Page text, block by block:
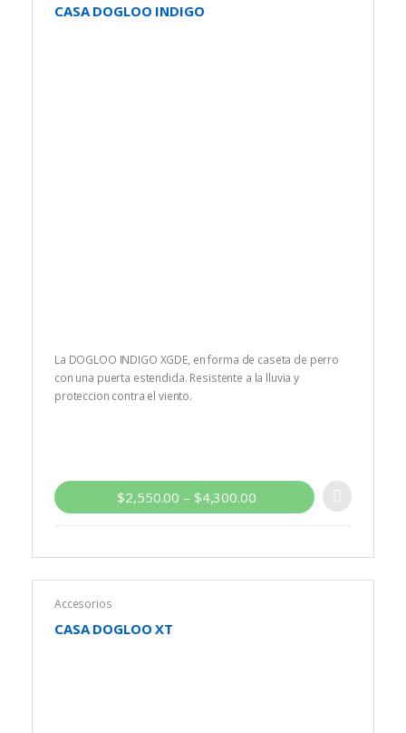
CASA DOGLOO INDIGO
La DOGLOO INDIGO XGDE, en forma de caseta de perro
con una puerta estendida. Resistente a la lluvia y
proteccion contra el viento.
$2,550.00 – $4,300.00
Accesorios
CASA DOGLOO XT